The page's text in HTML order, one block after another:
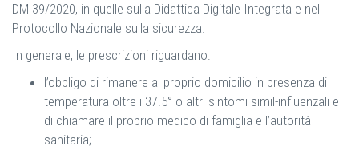
DM 39/2020, in quelle sulla Didattica Digitale Integrata e nel
Protocollo Nazionale sulla sicurezza.
In generale, le prescrizioni riguardano:
l’obbligo di rimanere al proprio domicilio in presenza di
temperatura oltre i 37.5° o altri sintomi simil-influenzali e
di chiamare il proprio medico di famiglia e l’autorità
sanitaria;